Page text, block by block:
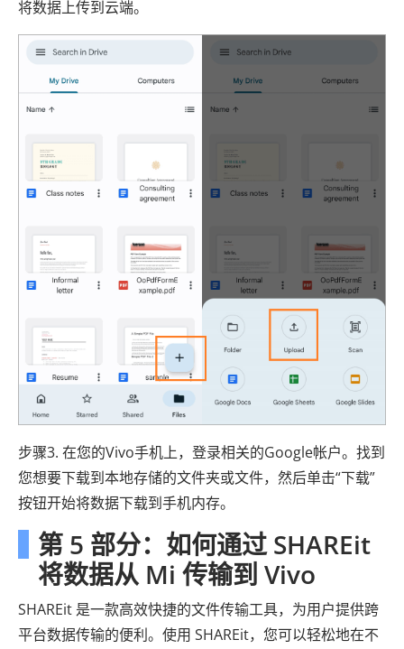
将数据上传到云端。
步骤3. 在您的Vivo手机上，登录相关的Google帐户。找到
您想要下载到本地存储的文件夹或文件，然后单击“下载”
按钮开始将数据下载到手机内存。
第 5 部分：如何通过 SHAREit
将数据从 Mi 传输到 Vivo
SHAREit 是一款高效快捷的文件传输工具，为用户提供跨
平台数据传输的便利。使用 SHAREit，您可以轻松地在不